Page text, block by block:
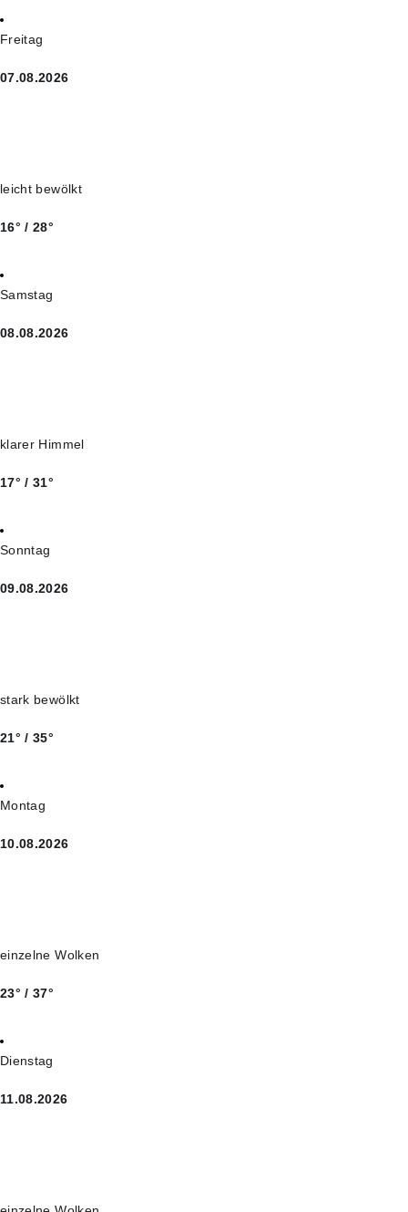
Freitag
07.08.2026
leicht bewölkt
16° / 28°
Samstag
08.08.2026
klarer Himmel
17° / 31°
Sonntag
09.08.2026
stark bewölkt
21° / 35°
Montag
10.08.2026
einzelne Wolken
23° / 37°
Dienstag
11.08.2026